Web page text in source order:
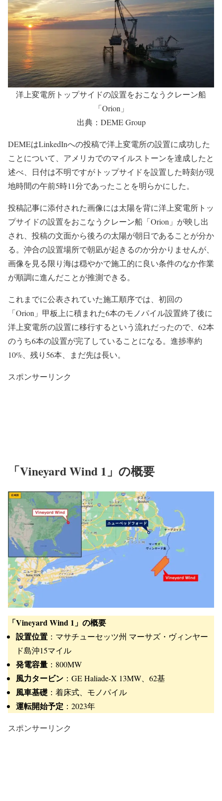
洋上変電所トップサイドの設置をおこなうクレーン船
「Orion」
出典：DEME Group
DEMEはLinkedInへの投稿で洋上変電所の設置に成功した
ことについて、アメリカでのマイルストーンを達成したと
述べ、日付は不明ですがトップサイドを設置した時刻が現
地時間の午前5時11分であったことを明らかにした。
投稿記事に添付された画像には太陽を背に洋上変電所トッ
プサイドの設置をおこなうクレーン船「Orion」が映し出
され、投稿の文面から後ろの太陽が朝日であることが分か
る。沖合の設置場所で朝凪が起きるのか分かりませんが、
画像を見る限り海は穏やかで施工的に良い条件のなか作業
が順調に進んだことが推測できる。
これまでに公表されていた施工順序では、初回の
「Orion」甲板上に積まれた6本のモノパイル設置終了後に
洋上変電所の設置に移行するという流れだったので、62本
のうち6本の設置が完了していることになる。進捗率約
10%、残り56本、まだ先は長い。
スポンサーリンク
「Vineyard Wind 1」の概要
「Vineyard Wind 1」の概要
設置位置 ：マサチューセッツ州 マーサズ・ヴィンヤー
ド島沖15マイル
発電容量 ：800MW
風力タービン ：GE Haliade-X 13MW、62基
風車基礎 ：着床式、モノパイル
運転開始予定 ：2023年
スポンサーリンク